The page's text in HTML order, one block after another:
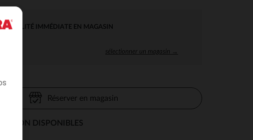
IMMÉDIATE EN MAGASIN
sélectionner un magasin →
Réserver en magasin
DISPONIBLES